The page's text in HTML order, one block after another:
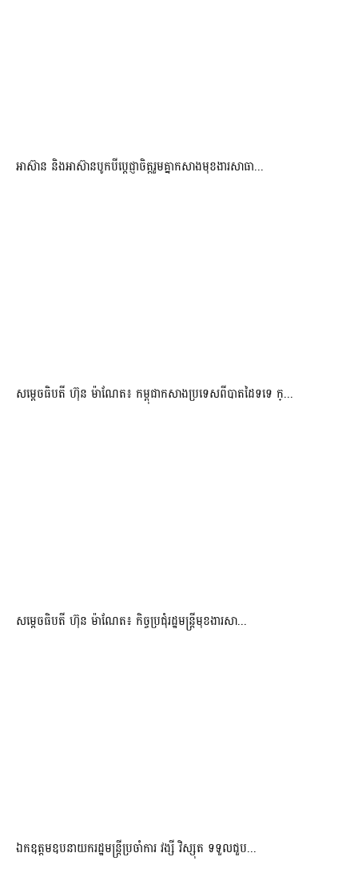
អាស៊ាន និងអាស៊ានបូកបីប្តេជ្ញាចិត្តរួមគ្នាកសាងមុខងារសាធា...
សម្ដេចធិបតី ហ៊ុន ម៉ាណែត៖ កម្ពុជាកសាងប្រទេសពីបាតដៃទទេ ក្...
សម្ដេចធិបតី ហ៊ុន ម៉ាណែត៖ កិច្ចប្រជុំរដ្ឋមន្ត្រីមុខងារសា...
ឯកឧត្តមឧបនាយករដ្ឋមន្ត្រីប្រចាំការ វង្សី វិស្សុត ទទួលជួប...